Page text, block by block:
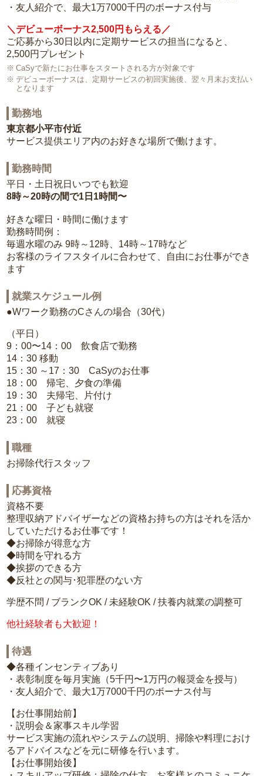
・友人紹介で、最大1万7000千円のボーナス付与
＼デビューボーナス2,500円もらえる／
ご応募から30日以内に定期サービスの担当になると、
2,500円プレゼント
CaSyで新たにお仕事をスタートされる方が対象です
デビューボーナスは、定期サービスの初回実施後、翌々月末お支払い
となります
勤務地
東京都小平市付近
サービス提供エリア内のお好きな場所で働けます。
勤務時間
平日・土日祝日いつでも歓迎
8時～20時の間で1日1時間〜
好きな曜日・時間に働けます
勤務時間例：
毎週水曜のみ 9時～12時、14時～17時など
お客様のライフスタイルに合わせて、自由にお仕事ができ
ます
就業スケジュール例
●Wワーク勤務のCさんの場合（30代）
（平日）
9：00〜14：00 飲食店で勤務
14：30 移動
15：30 ～17：30 CaSyのお仕事
18：00 帰宅、夕食の準備
19：30 夫帰宅、片付け
21：00 子ども就寝
23：00 就寝
職種
お掃除代行スタッフ
応募資格
資格不要
整理収納アドバイザーなどの資格お持ちの方はそれを活か
していただけるお仕事です！
◆お掃除が得意な方
◆時間を守れる方
◆挨拶のできる方
◆反社との関与･犯罪歴のない方
学歴不問 / ブランクOK / 未経験OK / 扶養内就業の調整可
他社経験者も大歓迎！
待遇
◆各種インセンティブあり
・表彰制度を毎月実施（5千円〜1万円の報奨金を授与）
・友人紹介で、最大1万7000千円のボーナス付与
【お仕事開始前】
・説明会＆家事スキル学習
サービス実施の流れやシステムの説明、掃除や料理におけ
るアドバイスなどを元に研修を行います。
【お仕事開始後】